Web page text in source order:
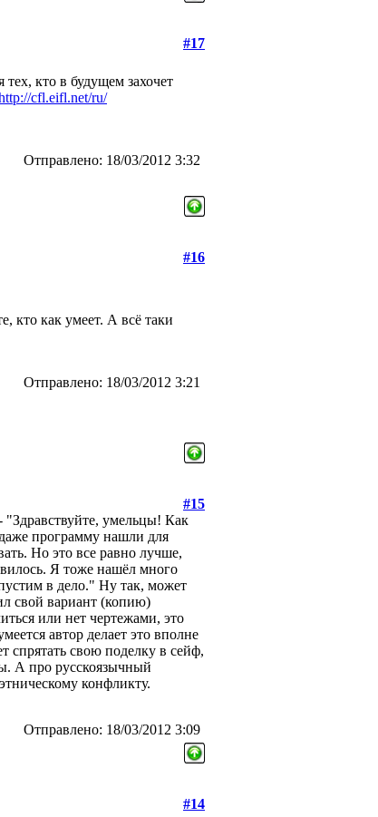
#17
кто в будущем захочет
cfl.eifl.net/ru/
Отправлено: 18/03/2012 3:32
#16
кто как умеет. А всё таки
Отправлено: 18/03/2012 3:21
#15
"Здравствуйте, умельцы! Как
программу нашли для
Но это все равно лучше,
Я тоже нашёл много
в дело." Ну так, может
свой вариант (копию)
или нет чертежами, это
автор делает это вполне
спрятать свою поделку в сейф,
А про русскоязычный
конфликту.
Отправлено: 18/03/2012 3:09
#14